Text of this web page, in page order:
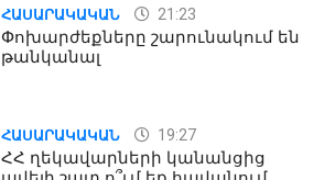
ՀԱՍԱՐԱԿԱԿԱՆ 21:23
Փոխարժեքները շարունակում են
թանկանալ
ՀԱՍԱՐԱԿԱԿԱՆ 19:27
ՀՀ ղեկավարների կանանցից